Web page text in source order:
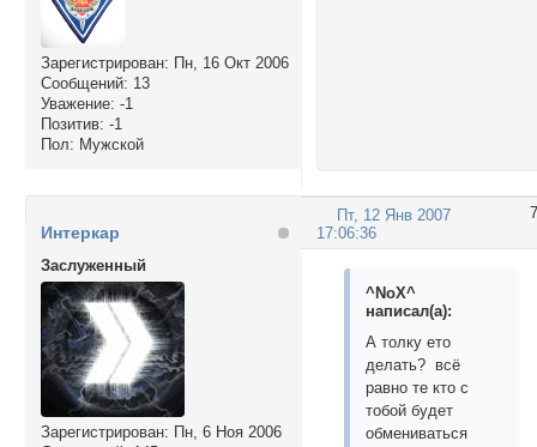
Зарегистрирован: Пн, 16 Окт 2006
Сообщений: 13
Уважение: -1
Позитив: -1
Пол: Мужской
7
Пт, 12 Янв 2007
17:06:36
Интеркар
Заслуженный
Зарегистрирован: Пн, 6 Ноя 2006
^NoX^
написал(а):
А толку ето
делать? всё
равно те кто с
тобой будет
обмениваться